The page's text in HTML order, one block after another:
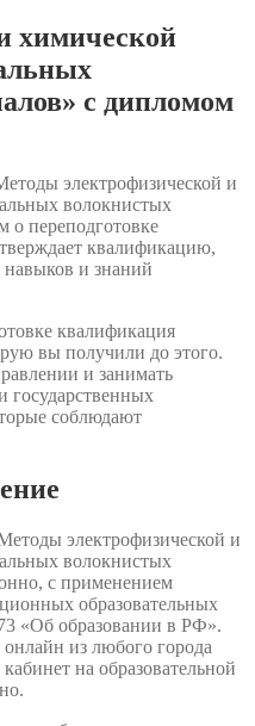
химической
с дипломом
электрофизической и
волокнистых
о переподготовке
квалификацию,
навыков и знаний
квалификация
вы получили до этого.
и занимать
государственных
соблюдают
электрофизической и
волокнистых
с применением
образовательных
«Об образовании в РФ».
из любого города
на образовательной